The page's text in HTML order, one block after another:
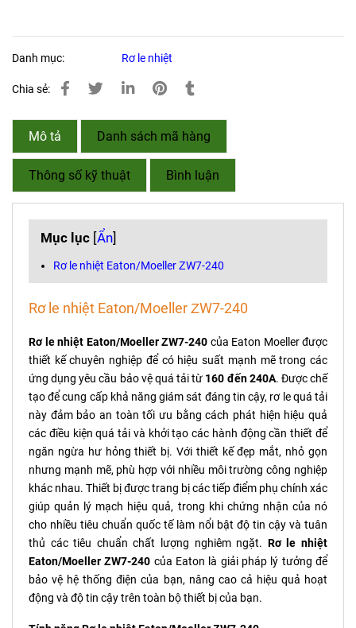
Danh mục: Rơ le nhiệt
Chia sẻ:
Mô tả Danh sách mã hàng
Thông số kỹ thuật Bình luận
Mục lục [Ẩn]
Rơ le nhiệt Eaton/Moeller ΖW7-240
Rơ le nhiệt Eaton/Moeller ΖW7-240
Rơ le nhiệt Eaton/Moeller ΖW7-240 của Eaton Moeller được
thiết kế chuyên nghiệp để có hiệu suất mạnh mẽ trong các
ứng dụng yêu cầu bảo vệ quá tải từ 160 đến 240A. Được chế
tạo để cung cấp khả năng giám sát đáng tin cậy, rơ le quá tải
này đảm bảo an toàn tối ưu bằng cách phát hiện hiệu quả
các điều kiện quá tải và khởi tạo các hành động cần thiết để
ngăn ngừa hư hỏng thiết bị. Với thiết kế đẹp mắt, nhỏ gọn
nhưng mạnh mẽ, phù hợp với nhiều môi trường công nghiệp
khác nhau. Thiết bị được trang bị các tiếp điểm phụ chính xác
giúp quản lý mạch hiệu quả, trong khi chứng nhận của nó
cho nhiều tiêu chuẩn quốc tế làm nổi bật độ tin cậy và tuân
thủ các tiêu chuẩn chất lượng nghiêm ngặt. Rơ le nhiệt
Eaton/Moeller ΖW7-240 của Eaton là giải pháp lý tưởng để
bảo vệ hệ thống điện của bạn, nâng cao cả hiệu quả hoạt
động và độ tin cậy trên toàn bộ thiết bị của bạn.